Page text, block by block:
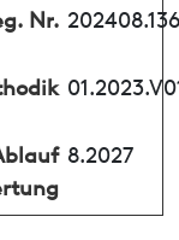
Nr.
8.2027